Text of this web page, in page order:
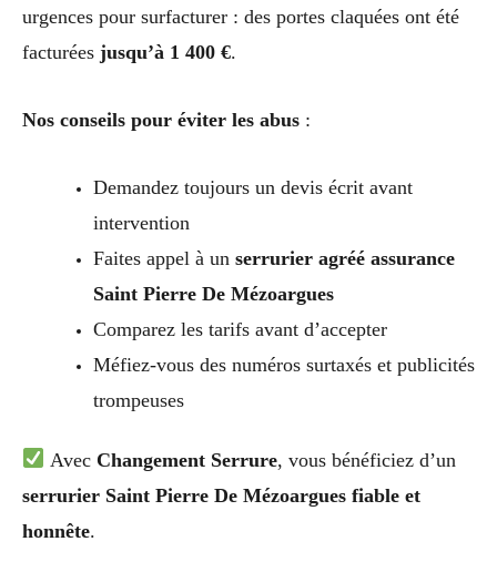
urgences pour surfacturer : des portes claquées ont été
facturées jusqu’à 1 400 €.
Nos conseils pour éviter les abus :
Demandez toujours un devis écrit avant
intervention
Faites appel à un serrurier agréé assurance
Saint Pierre De Mézoargues
Comparez les tarifs avant d’accepter
Méfiez-vous des numéros surtaxés et publicités
trompeuses
Avec Changement Serrure, vous bénéficiez d’un
serrurier Saint Pierre De Mézoargues fiable et
honnête.